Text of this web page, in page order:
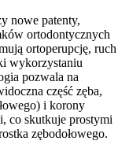
nowe patenty,
ortodontycznych
ortoperupcję, ruch
wykorzystaniu
pozwala na
część zęba,
i korony
co skutkuje prostymi
zębodołowego.